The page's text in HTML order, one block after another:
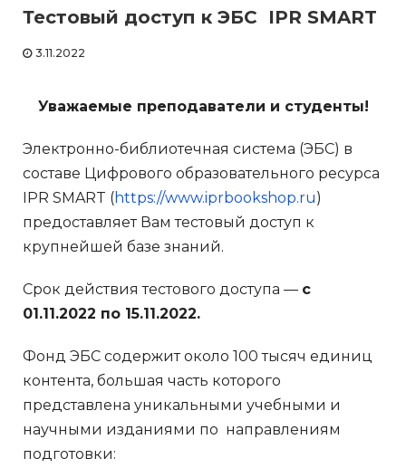
Тестовый доступ к ЭБС IPR SMART
3.11.2022
Уважаемые преподаватели и студенты!
Электронно-библиотечная система (ЭБС) в
составе Цифрового образовательного ресурса
IPR SMART (https://www.iprbookshop.ru)
предоставляет Вам тестовый доступ к
крупнейшей базе знаний.
Срок действия тестового доступа — с
01.11.2022 по 15.11.2022.
Фонд ЭБС содержит около 100 тысяч единиц
контента, большая часть которого
представлена уникальными учебными и
научными изданиями по направлениям
подготовки: